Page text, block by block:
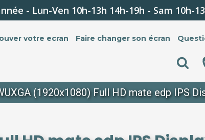
- Lun-Ven 10h-13h 14h-19h - Sam 10h-
votre ecran Faire changer son écran
(1920x1080) Full HD mate edp IPS